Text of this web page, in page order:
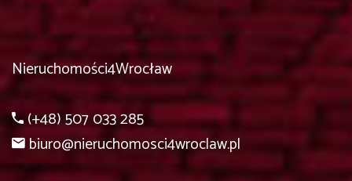
Nieruchomości4Wrocław
(+48) 507 033 285
biuro@nieruchomosci4wroclaw.pl